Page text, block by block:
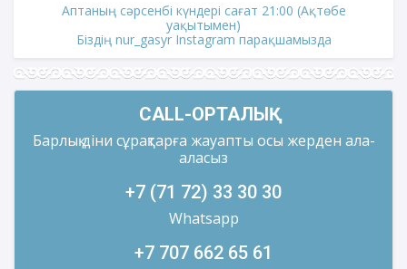
Аптаның сәрсенбі күндері сағат 21:00 (Ақтөбе
уақытымен)
Біздің nur_gasyr Instagram парақшамызда
CALL-ОРТАЛЫҚ
Барлық діни сұрақтарға жауапты осы жерден ала-
аласыз
+7 (71 72) 33 30 30
Whatsapp
+7 707 662 65 61